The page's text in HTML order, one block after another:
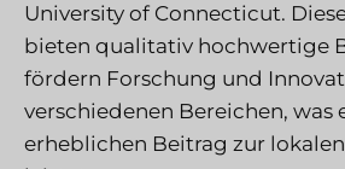
University of Connecticut.
bieten qualitativ hochwertige
fördern Forschung und
verschiedenen Bereichen, was
erheblichen Beitrag zur